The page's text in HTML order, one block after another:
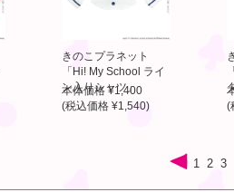
きのこプラネット
「Hi! My School ライ
ン入りシャツ」
本体価格 ¥1,400
(税込価格 ¥1,540)
(
1 2 3